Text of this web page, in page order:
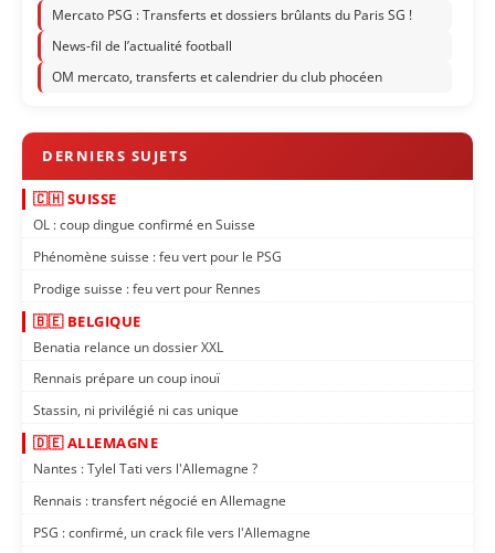
Mercato PSG : Transferts et dossiers brûlants du Paris SG !
News-fil de l’actualité football
OM mercato, transferts et calendrier du club phocéen
🇨🇭 SUISSE
OL : coup dingue confirmé en Suisse
Phénomène suisse : feu vert pour le PSG
Prodige suisse : feu vert pour Rennes
🇧🇪 BELGIQUE
Benatia relance un dossier XXL
Rennais prépare un coup inouï
Stassin, ni privilégié ni cas unique
🇩🇪 ALLEMAGNE
Nantes : Tylel Tati vers l'Allemagne ?
Rennais : transfert négocié en Allemagne
PSG : confirmé, un crack file vers l'Allemagne